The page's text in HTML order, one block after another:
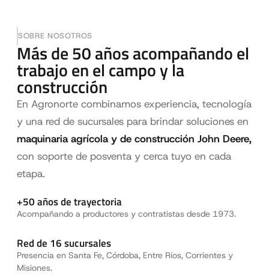
SOBRE NOSOTROS
Más de 50 años acompañando el
trabajo en el campo y la
construcción
En Agronorte combinamos experiencia, tecnología
y una red de sucursales para brindar soluciones en
maquinaria agrícola y de construcción John Deere,
con soporte de posventa y cerca tuyo en cada
etapa.
+50 años de trayectoria
Acompañando a productores y contratistas desde 1973.
Red de 16 sucursales
Presencia en Santa Fe, Córdoba, Entre Ríos, Corrientes y
Misiones.